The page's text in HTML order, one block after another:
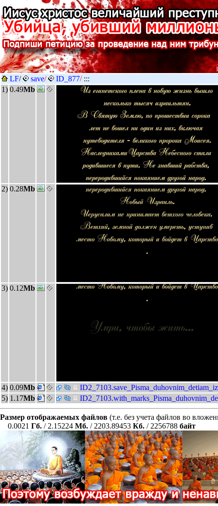
LF/ save/ ID_877/:::
1) 0.49Mb
2) 0.28Mb
3) 0.12Mb
4) 0.09Mb
5) 1.17Mb
Размер отображаемых файлов (т.е. без учета файлов во
0.0021 Гб. / 2.15224 Мб. / 2203.89453 Кб. / 2256788 байт